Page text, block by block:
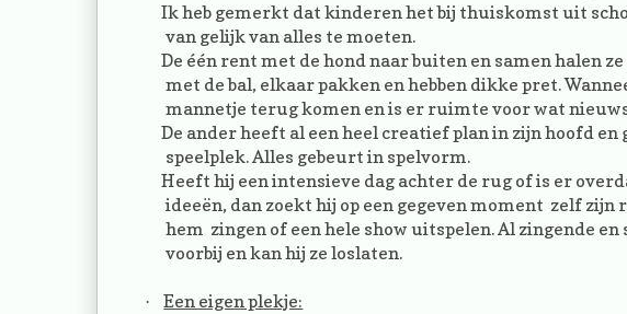
Ik heb gemerkt dat kinderen het bij thuiskomst uit
van gelijk van alles te moeten.
De één rent met de hond naar buiten en samen halen
met de bal, elkaar pakken en hebben dikke pret.
mannetje terug komen en is er ruimte voor wat
De ander heeft al een heel creatief plan in zijn hoofd en
speelplek. Alles gebeurt in spelvorm.
Heeft hij een intensieve dag achter de rug of is er
ideeën, dan zoekt hij op een gegeven moment zelf
hem zingen of een hele show uitspelen. Al zingende
voorbij en kan hij ze loslaten.
·
Een eigen plekje: